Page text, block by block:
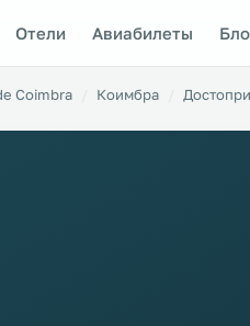
Отели Авиабилеты
Coimbra Коимбра